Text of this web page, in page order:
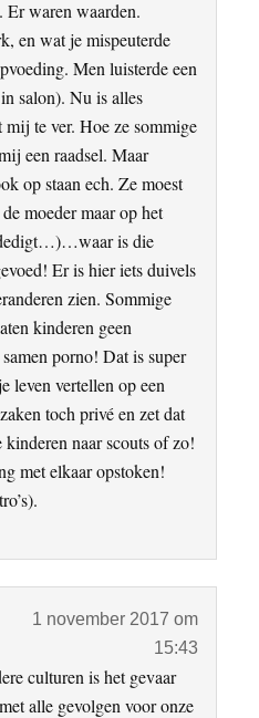
Er waren waarden.
en wat je mispeuterde
Men luisterde een
salon). Nu is alles
te ver. Hoe ze sommige
een raadsel. Maar
op staan ech. Ze moest
moeder maar op het
is die
Er is hier iets duivels
zien. Sommige
kinderen geen
porno! Dat is super
leven vertellen op een
toch privé en zet dat
naar scouts of zo!
met elkaar opstoken!
1 november 2017 om
15:43
culturen is het gevaar
alle gevolgen voor onze